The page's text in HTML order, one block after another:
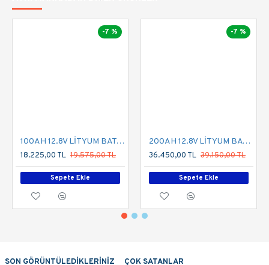
-7 %
100AH 12.8V LİTYUM BATARYA
18.225,00 TL 19.575,00 TL
Sepete Ekle
-7 %
200AH 12.8V LİTYUM BATARYA
36.450,00 TL 39.150,00 TL
Sepete Ekle
SON GÖRÜNTÜLEDİKLERİNİZ ÇOK SATANLAR